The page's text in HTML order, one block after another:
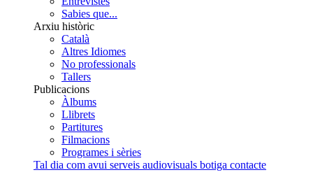
Sabies que...
Arxiu històric
Català
Altres Idiomes
No professionals
Tallers
Publicacions
Àlbums
Llibrets
Partitures
Filmacions
Programes i sèries
Tal dia com avui serveis audiovisuals botiga contacte